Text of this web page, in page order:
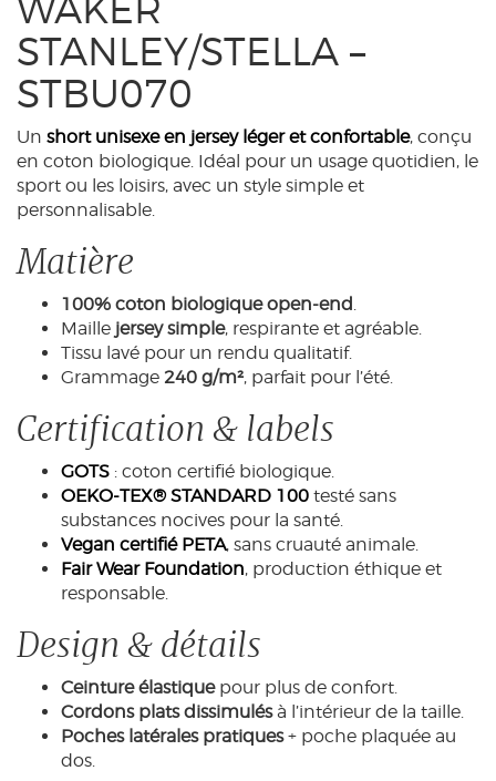
STANLEY/STELLA –
STBU070
Un short unisexe en jersey léger et confortable, conçu
en coton biologique. Idéal pour un usage quotidien, le
sport ou les loisirs, avec un style simple et
personnalisable.
Matière
100% coton biologique open-end.
Maille jersey simple, respirante et agréable.
Tissu lavé pour un rendu qualitatif.
Grammage 240 g/m², parfait pour l’été.
Certification & labels
GOTS : coton certifié biologique.
OEKO-TEX® STANDARD 100 testé sans
substances nocives pour la santé.
Vegan certifié PETA, sans cruauté animale.
Fair Wear Foundation, production éthique et
responsable.
Design & détails
Ceinture élastiquepour plus de confort.
Cordons plats dissimulésà l’intérieur de la taille.
Poches latérales pratiques+ poche plaquée au
dos.